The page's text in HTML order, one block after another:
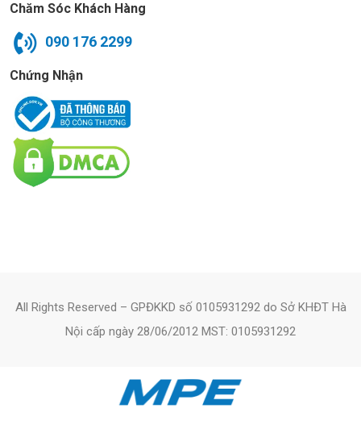
Chăm Sóc Khách Hàng
090 176 2299
Chứng Nhận
All Rights Reserved – GPĐKKD số 0105931292 do Sở KHĐT Hà
Nội cấp ngày 28/06/2012 MST: 0105931292